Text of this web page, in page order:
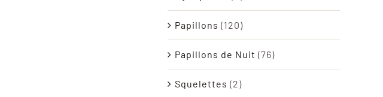
Papillons (120)
Papillons de Nuit (76)
Squelettes (2)